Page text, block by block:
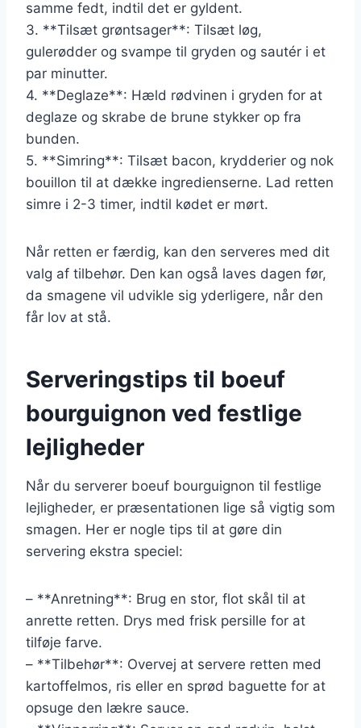
samme fedt, indtil det er gyldent.
3. **Tilsæt grøntsager**: Tilsæt løg,
gulerødder og svampe til gryden og sautér i et
par minutter.
4. **Deglaze**: Hæld rødvinen i gryden for at
deglaze og skrabe de brune stykker op fra
bunden.
5. **Simring**: Tilsæt bacon, krydderier og nok
bouillon til at dække ingredienserne. Lad retten
simre i 2-3 timer, indtil kødet er mørt.
Når retten er færdig, kan den serveres med dit
valg af tilbehør. Den kan også laves dagen før,
da smagene vil udvikle sig yderligere, når den
får lov at stå.
Serveringstips til boeuf
bourguignon ved festlige
lejligheder
Når du serverer boeuf bourguignon til festlige
lejligheder, er præsentationen lige så vigtig som
smagen. Her er nogle tips til at gøre din
servering ekstra speciel:
– **Anretning**: Brug en stor, flot skål til at
anrette retten. Drys med frisk persille for at
tilføje farve.
– **Tilbehør**: Overvej at servere retten med
kartoffelmos, ris eller en sprød baguette for at
opsuge den lækre sauce.